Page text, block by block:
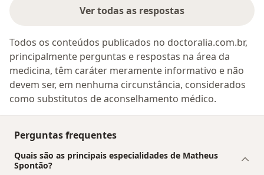
Ver todas as respostas
Todos os conteúdos publicados no doctoralia.com.br,
principalmente perguntas e respostas na área da
medicina, têm caráter meramente informativo e não
devem ser, em nenhuma circunstância, considerados
como substitutos de aconselhamento médico.
Perguntas frequentes
Quais são as principais especialidades de Matheus
Spontão?